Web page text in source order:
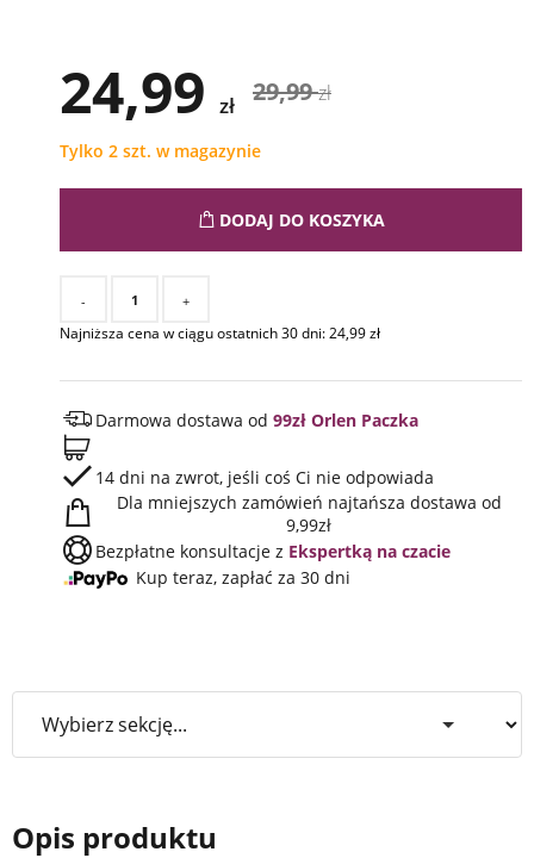
24,99 zł 29,99zł
Tylko 2 szt. w magazynie
DODAJ DO KOSZYKA
- +
Najniższa cena w ciągu ostatnich 30 dni:24,99zł
Darmowa dostawa od 99zł Orlen Paczka
14 dni na zwrot, jeśli coś Ci nie odpowiada
Dla mniejszych zamówień najtańsza dostawa od
9,99zł
Bezpłatne konsultacje z Ekspertką na czacie
Kup teraz, zapłać za 30 dni
Opis produktu